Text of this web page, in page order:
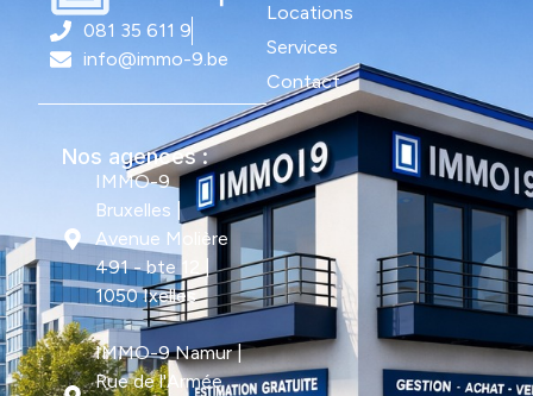
081 35 611 9
info@immo-9.be
Nos agences :
IMMO-9
Bruxelles |
Avenue Molière
491 - bte 12 |
1050 Ixelles
IMMO-9 Namur |
Rue de l'Armée
Locations
Services
Contact